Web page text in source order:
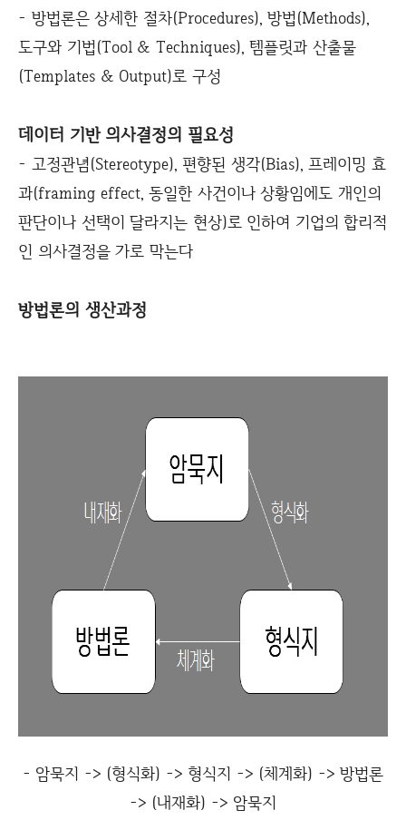
- 방법론은 상세한 절차(Procedures), 방법(Methods),
도구와 기법(Tool & Techniques), 템플릿과 산출물
(Templates & Output)로 구성
데이터 기반 의사결정의 필요성
- 고정관념(Stereotype), 편향된 생각(Bias), 프레이밍 효
과(framing effect, 동일한 사건이나 상황임에도 개인의
판단이나 선택이 달라지는 현상)로 인하여 기업의 합리적
인 의사결정을 가로 막는다
방법론의 생산과정
- 암묵지 -> (형식화) -> 형식지 -> (체계화) -> 방법론
-> (내재화) -> 암묵지